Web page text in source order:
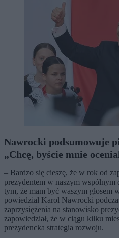
Nawrocki podsumowuje
„Chcę, byście mnie
– Bardzo się cieszę, że w rok od
prezydentem w naszym
tym, że mam być waszym głosem
powiedział Karol Nawrocki
zaprzysiężenia na stanowisko
zapowiedział, że w ciągu kilku
prezydencka strategia rozwoju.